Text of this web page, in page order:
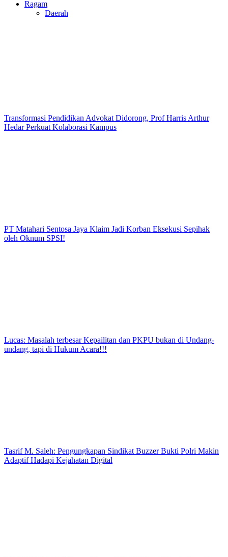
Ragam
Daerah
Transformasi Pendidikan Advokat Didorong, Prof Harris Arthur
Hedar Perkuat Kolaborasi Kampus
PT Matahari Sentosa Jaya Klaim Jadi Korban Eksekusi Sepihak
oleh Oknum SPSI!
Lucas: Masalah terbesar Kepailitan dan PKPU bukan di Undang-
undang, tapi di Hukum Acara!!!
Tasrif M. Saleh: Pengungkapan Sindikat Buzzer Bukti Polri Makin
Adaptif Hadapi Kejahatan Digital